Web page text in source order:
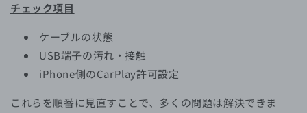
チェック項目
ケーブルの状態
USB端子の汚れ・接触
iPhone側のCarPlay許可設定
これらを順番に見直すことで、多くの問題は解決できま